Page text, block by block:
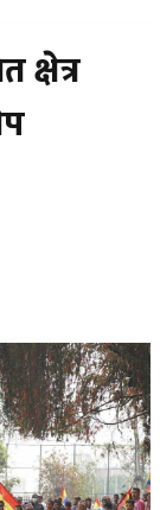
क्षेत्र